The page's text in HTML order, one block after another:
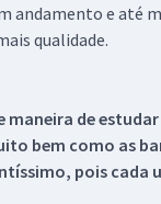
andamento e até
qualidade.
maneira de
bem como as
pois cada